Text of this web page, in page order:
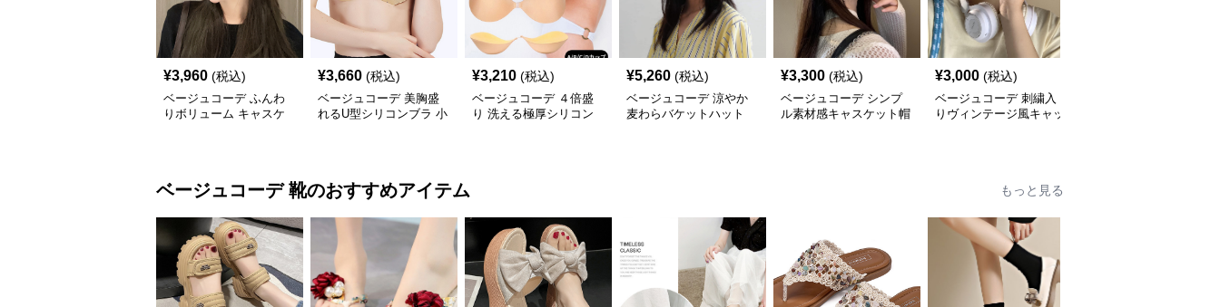
¥3,960 (税込)
ベージュコーデ ふんわ
りボリューム キャスケ
¥3,660 (税込)
ベージュコーデ 美胸盛
れるU型シリコンブラ 小
¥3,210 (税込)
ベージュコーデ ４倍盛
り 洗える極厚シリコン
¥5,260 (税込)
ベージュコーデ 涼やか
麦わらバケットハット
¥3,300 (税込)
ベージュコーデ シンプ
ル素材感キャスケット帽
¥3,000 (税込)
ベージュコーデ 刺繍入
りヴィンテージ風キャッ
ベージュコーデ 靴のおすすめアイテム もっと見る